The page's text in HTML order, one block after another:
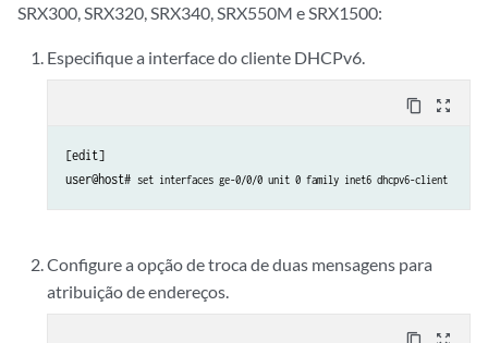
SRX300, SRX320, SRX340, SRX550M e SRX1500:
Especifique a interface do cliente DHCPv6.
content_copy zoom_out_map
[edit]
user@host# set interfaces ge-0/0/0 unit 0 family inet6 dhcpv6-client
Configure a opção de troca de duas mensagens para
atribuição de endereços.